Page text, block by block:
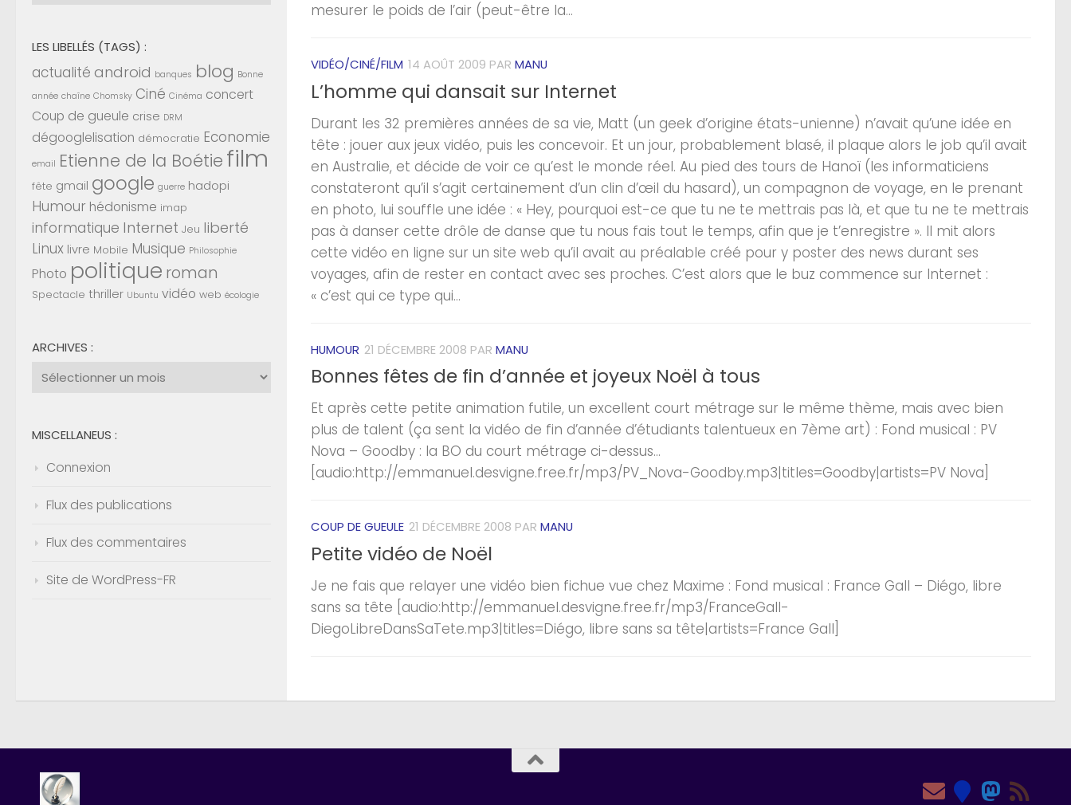
mesurer le poids de l’air (peut-être la...
VIDÉO/CINÉ/FILM 14 AOÛT 2009 PAR MANU
L’homme qui dansait sur Internet
Durant les 32 premières années de sa vie, Matt (un geek d’origine états-unienne) n’avait qu’une idée en
tête : jouer aux jeux vidéo, puis les concevoir. Et un jour, probablement blasé, il plaque alors le job qu’il avait
en Australie, et décide de voir ce qu’est le monde réel. Au pied des tours de Hanoï (les informaticiens
constateront qu’il s’agit certainement d’un clin d’œil du hasard), un compagnon de voyage, en le prenant
en photo, lui souffle une idée : « Hey, pourquoi est-ce que tu ne te mettrais pas là, et que tu ne te mettrais
pas à danser cette drôle de danse que tu nous fais tout le temps, afin que je t’enregistre ». Il mit alors
cette vidéo en ligne sur un site web qu’il avait au préalable créé pour y poster des news durant ses
voyages, afin de rester en contact avec ses proches. C’est alors que le buz commence sur Internet :
« c’est qui ce type qui...
HUMOUR 21 DÉCEMBRE 2008 PAR MANU
Bonnes fêtes de fin d’année et joyeux Noël à tous
Et après cette petite animation futile, un excellent court métrage sur le même thème, mais avec bien
plus de talent (ça sent la vidéo de fin d’année d’étudiants talentueux en 7ème art) : Fond musical : PV
Nova – Goodby : la BO du court métrage ci-dessus…
[audio:http://emmanuel.desvigne.free.fr/mp3/PV_Nova-Goodby.mp3|titles=Goodby|artists=PV Nova]
COUP DE GUEULE 21 DÉCEMBRE 2008 PAR MANU
Petite vidéo de Noël
Je ne fais que relayer une vidéo bien fichue vue chez Maxime : Fond musical : France Gall – Diégo, libre
sans sa tête [audio:http://emmanuel.desvigne.free.fr/mp3/FranceGall-
DiegoLibreDansSaTete.mp3|titles=Diégo, libre sans sa tête|artists=France Gall]
LES LIBELLÉS (TAGS) :
actualité android banques blog Bonne
année chaîne Chomsky Ciné Cinéma concert
Coup de gueule crise DRM
dégooglelisation démocratie Economie
email Etienne de la Boétie film
fête gmail google guerre hadopi
Humour hédonisme imap
informatique Internet Jeu liberté
Linux livre Mobile Musique Philosophie
Photo politique roman
Spectacle thriller Ubuntu vidéo web écologie
ARCHIVES :
Archives
MISCELLANEUS :
Connexion
Flux des publications
Flux des commentaires
Site de WordPress-FR